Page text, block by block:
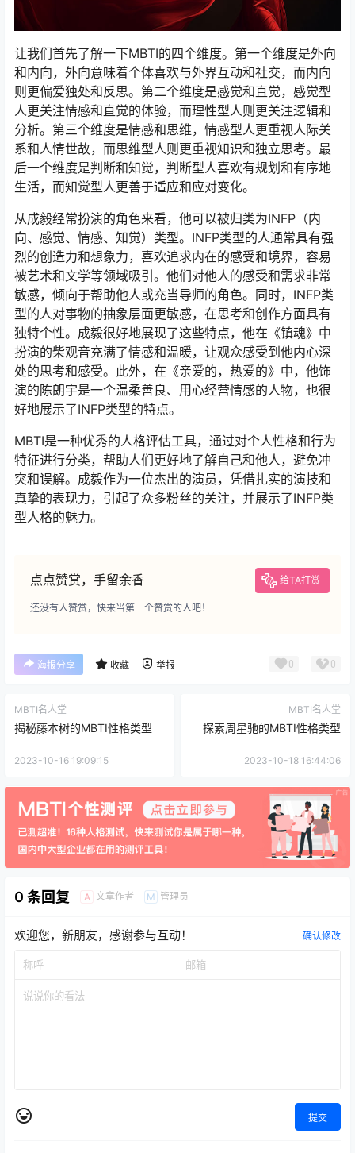
让我们首先了解一下MBTI的四个维度。第一个维度是外向
和内向，外向意味着个体喜欢与外界互动和社交，而内向
则更偏爱独处和反思。第二个维度是感觉和直觉，感觉型
人更关注情感和直觉的体验，而理性型人则更关注逻辑和
分析。第三个维度是情感和思维，情感型人更重视人际关
系和人情世故，而思维型人则更重视知识和独立思考。最
后一个维度是判断和知觉，判断型人喜欢有规划和有序地
生活，而知觉型人更善于适应和应对变化。
从成毅经常扮演的角色来看，他可以被归类为INFP（内
向、感觉、情感、知觉）类型。INFP类型的人通常具有强
烈的创造力和想象力，喜欢追求内在的感受和境界，容易
被艺术和文学等领域吸引。他们对他人的感受和需求非常
敏感，倾向于帮助他人或充当导师的角色。同时，INFP类
型的人对事物的抽象层面更敏感，在思考和创作方面具有
独特个性。成毅很好地展现了这些特点，他在《镇魂》中
扮演的柴观音充满了情感和温暖，让观众感受到他内心深
处的思考和感受。此外，在《亲爱的，热爱的》中，他饰
演的陈朗宇是一个温柔善良、用心经营情感的人物，也很
好地展示了INFP类型的特点。
MBTI是一种优秀的人格评估工具，通过对个人性格和行为
特征进行分类，帮助人们更好地了解自己和他人，避免冲
突和误解。成毅作为一位杰出的演员，凭借扎实的演技和
真挚的表现力，引起了众多粉丝的关注，并展示了INFP类
型人格的魅力。
点点赞赏，手留余香 给TA打赏
还没有人赞赏，快来当第一个赞赏的人吧！
海报分享 收藏 举报 0 0
MBTI名人堂
揭秘藤本树的MBTI性格类型
2023-10-16 19:09:15
MBTI名人堂
探索周星驰的MBTI性格类型
2023-10-18 16:44:06
0 条回复 A 文章作者 M 管理员
欢迎您，新朋友，感谢参与互动！ 确认修改
提交